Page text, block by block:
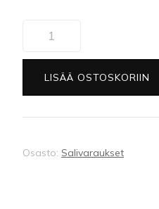
LISÄÄ OSTOSKORIIN
Osasto: Salivaraukset